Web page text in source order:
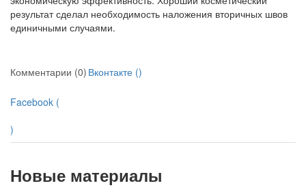
результат сделал необходимость наложения вторичных швов
единичными случаями.
Комментарии (0) Вконтакте ()
Facebook (
)
Новые материалы